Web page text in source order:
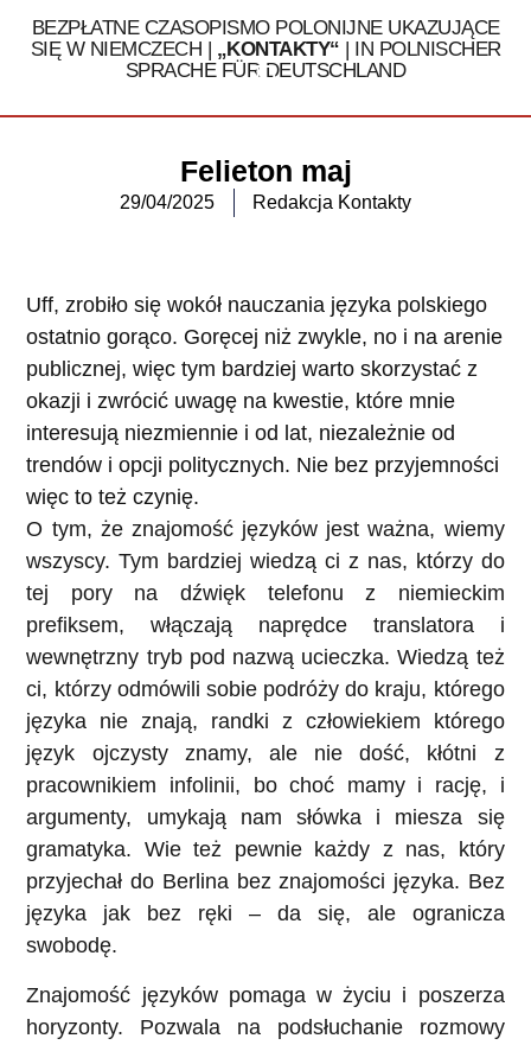
BEZPŁATNE CZASOPISMO POLONIJNE UKAZUJĄCE
SIĘ W NIEMCZECH | „KONTAKTY“ | IN POLNISCHER
SPRACHE FÜR DEUTSCHLAND
Tel. 030 / 324 16 32
Felieton maj
29/04/2025 Redakcja Kontakty
Uff, zrobiło się wokół nauczania języka polskiego
ostatnio gorąco. Goręcej niż zwykle, no i na arenie
publicznej, więc tym bardziej warto skorzystać z
okazji i zwrócić uwagę na kwestie, które mnie
interesują niezmiennie i od lat, niezależnie od
trendów i opcji politycznych. Nie bez przyjemności
więc to też czynię.
O tym, że znajomość języków jest ważna, wiemy
wszyscy. Tym bardziej wiedzą ci z nas, którzy do
tej pory na dźwięk telefonu z niemieckim
prefiksem, włączają naprędce translatora i
wewnętrzny tryb pod nazwą ucieczka. Wiedzą też
ci, którzy odmówili sobie podróży do kraju, którego
języka nie znają, randki z człowiekiem którego
język ojczysty znamy, ale nie dość, kłótni z
pracownikiem infolinii, bo choć mamy i rację, i
argumenty, umykają nam słówka i miesza się
gramatyka. Wie też pewnie każdy z nas, który
przyjechał do Berlina bez znajomości języka. Bez
języka jak bez ręki – da się, ale ogranicza
swobodę.
Znajomość języków pomaga w życiu i poszerza
horyzonty. Pozwala na podsłuchanie rozmowy